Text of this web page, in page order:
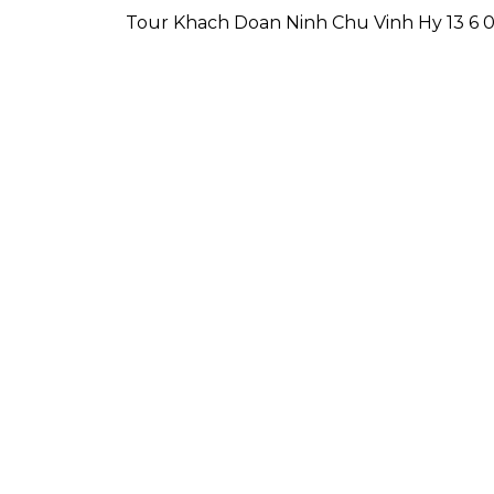
Tour Khach Doan Ninh Chu Vinh Hy 13 6